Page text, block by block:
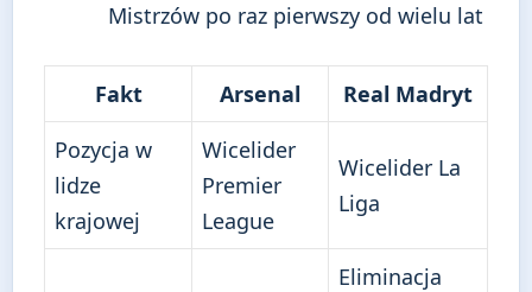
Mistrzów po raz pierwszy od wielu lat
Fakt Arsenal
Real Madryt
Pozycja w
lidze
krajowej
Wicelider
Premier
League
Wicelider La
Liga
Eliminacja